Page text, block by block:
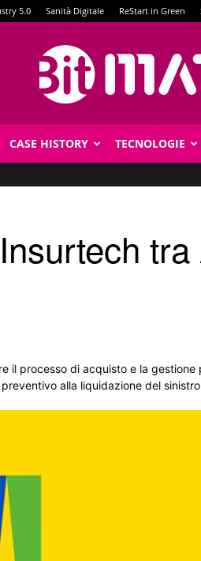
5.0 Sanità Digitale ReStart in Green
CASE HISTORY TECNOLOGIE
il processo di acquisto e la gestione
alla liquidazione del sinistro